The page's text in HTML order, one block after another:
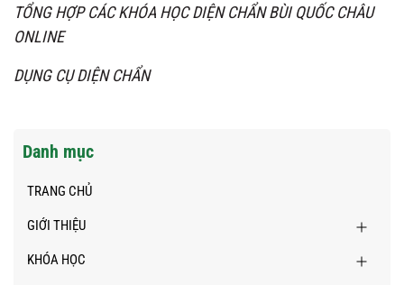
TỔNG HỢP CÁC KHÓA HỌC DIỆN CHẨN BÙI QUỐC CHÂU
ONLINE
DỤNG CỤ DIỆN CHẨN
Danh mục
TRANG CHỦ
GIỚI THIỆU
KHÓA HỌC